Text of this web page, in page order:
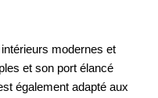
modernes et
et son port élancé
également adapté aux